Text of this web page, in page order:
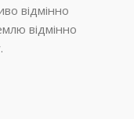
відмінно
відмінно